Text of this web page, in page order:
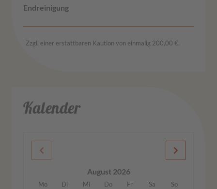
Zzgl. einer erstattbaren Kaution von einmalig 200,00 €.
Kalender
August 2026
Mo Di Mi Do Fr Sa So